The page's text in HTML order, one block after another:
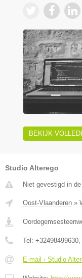
BEKIJK
Studio Alterego
Niet gevestigd in
Oost-Vlaanderen »
Tel: +32498499630
E-mail › Studio